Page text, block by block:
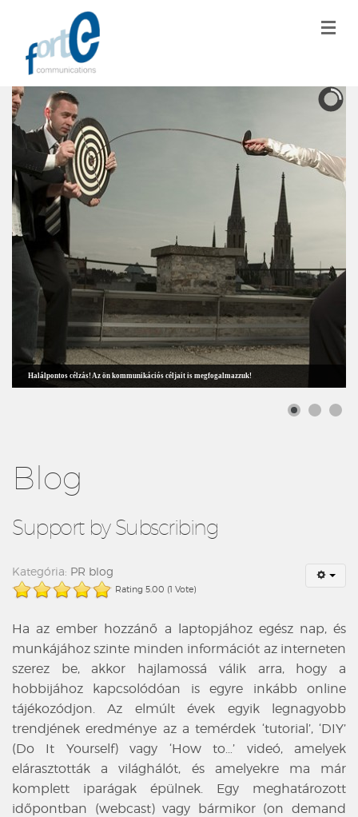
Halálpontos célzás! Az ön kommunikációs céljait is megfogalmazzuk!
Blog
Support by Subscribing
Kategória: PR blog
Rating 5.00 (1 Vote)
Ha az ember hozzánő a laptopjához egész nap, és
munkájához szinte minden információt az interneten
szerez be, akkor hajlamossá válik arra, hogy a
hobbijához kapcsolódóan is egyre inkább online
tájékozódjon. Az elmúlt évek egyik legnagyobb
trendjének eredménye az a temérdek ‘tutorial’, ‘DIY’
(Do It Yourself) vagy ‘How to…’ videó, amelyek
elárasztották a világhálót, és amelyekre ma már
komplett iparágak épülnek. Egy meghatározott
időpontban (webcast) vagy bármikor (on demand